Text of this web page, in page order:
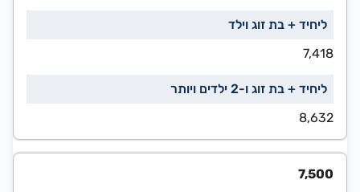
7,418
8,632
7,500